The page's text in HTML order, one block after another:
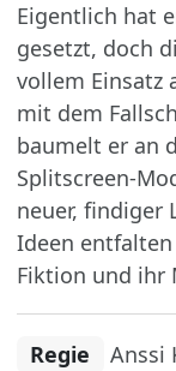
Eigentlich hat
gesetzt, doch
vollem Einsatz
mit dem
baumelt er an
Splitscreen-
neuer, findiger
Ideen
Fiktion und ihr
Regie Anssi